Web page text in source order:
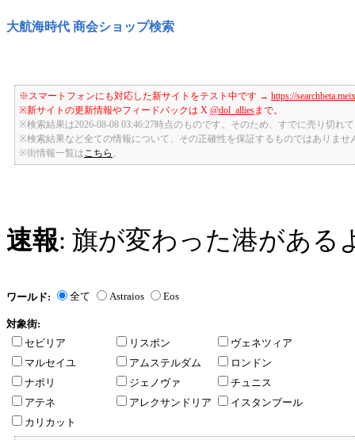
大航海時代 商会ショップ検索
※スマートフォンにも対応した新サイトをテスト中です → https://
※新サイトの更新情報やフィードバックは X @dol_alliesまで。
※検索結果は2026-08-08 03:46:27時点のものです。そのため、すでに売り切れ
※検索結果など全ての情報について、その正確性を保証するものではありませ
※街情報一覧は こちら
速報: 旗が変わった港がある
ワールド: 全て Astraios Eos
対象街:
セビリア
リスボン
ヴェネツィア
マルセイユ
アムステルダム
ロンドン
ナポリ
ジェノヴァ
チュニス
アテネ
アレクサンドリア
イスタンブール
カリカット